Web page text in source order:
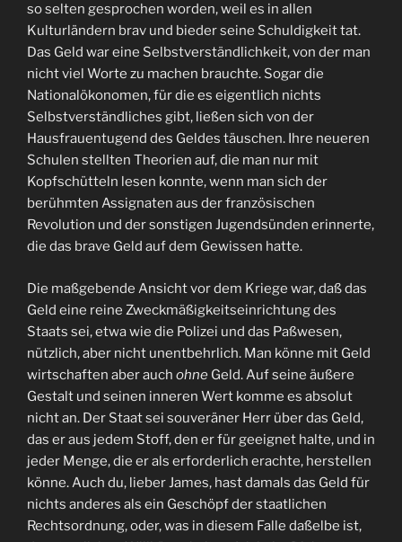
so selten gesprochen worden, weil es in allen
Kulturländern brav und bieder seine Schuldigkeit tat.
Das Geld war eine Selbstverständlichkeit, von der man
nicht viel Worte zu machen brauchte. Sogar die
Nationalökonomen, für die es eigentlich nichts
Selbstverständliches gibt, ließen sich von der
Hausfrauentugend des Geldes täuschen. Ihre neueren
Schulen stellten Theorien auf, die man nur mit
Kopfschütteln lesen konnte, wenn man sich der
berühmten Assignaten aus der französischen
Revolution und der sonstigen Jugendsünden erinnerte,
die das brave Geld auf dem Gewissen hatte.
Die maßgebende Ansicht vor dem Kriege war, daß das
Geld eine reine Zweckmäßigkeitseinrichtung des
Staats sei, etwa wie die Polizei und das Paßwesen,
nützlich, aber nicht unentbehrlich. Man könne mit Geld
wirtschaften aber auch ohne Geld. Auf seine äußere
Gestalt und seinen inneren Wert komme es absolut
nicht an. Der Staat sei souveräner Herr über das Geld,
das er aus jedem Stoff, den er für geeignet halte, und in
jeder Menge, die er als erforderlich erachte, herstellen
könne. Auch du, lieber James, hast damals das Geld für
nichts anderes als ein Geschöpf der staatlichen
Rechtsordnung, oder, was in diesem Falle daßelbe ist,